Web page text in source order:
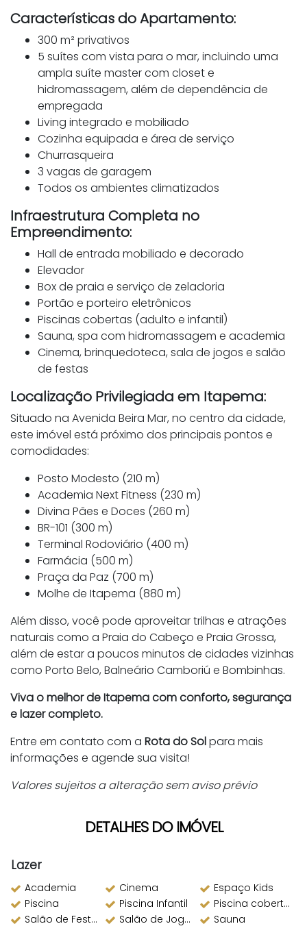
Características do Apartamento:
300 m² privativos
5 suítes com vista para o mar, incluindo uma
ampla suíte master com closet e
hidromassagem, além de dependência de
empregada
Living integrado e mobiliado
Cozinha equipada e área de serviço
Churrasqueira
3 vagas de garagem
Todos os ambientes climatizados
Infraestrutura Completa no
Empreendimento:
Hall de entrada mobiliado e decorado
Elevador
Box de praia e serviço de zeladoria
Portão e porteiro eletrônicos
Piscinas cobertas (adulto e infantil)
Sauna, spa com hidromassagem e academia
Cinema, brinquedoteca, sala de jogos e salão
de festas
Localização Privilegiada em Itapema:
Situado na Avenida Beira Mar, no centro da cidade,
este imóvel está próximo dos principais pontos e
comodidades:
Posto Modesto (210 m)
Academia Next Fitness (230 m)
Divina Pães e Doces (260 m)
BR-101 (300 m)
Terminal Rodoviário (400 m)
Farmácia (500 m)
Praça da Paz (700 m)
Molhe de Itapema (880 m)
Além disso, você pode aproveitar trilhas e atrações
naturais como a Praia do Cabeço e Praia Grossa,
além de estar a poucos minutos de cidades vizinhas
como Porto Belo, Balneário Camboriú e Bombinhas.
Viva o melhor de Itapema com conforto, segurança
e lazer completo.
Entre em contato com a Rota do Solpara mais
informações e agende sua visita!
Valores sujeitos a alteração sem aviso prévio
DETALHES DO IMÓVEL
Lazer
Academia Cinema
Espaço Kids
Piscina
Piscina Infantil
Piscina coberta aquecida
Salão de Festas
Salão de Jogos Sauna